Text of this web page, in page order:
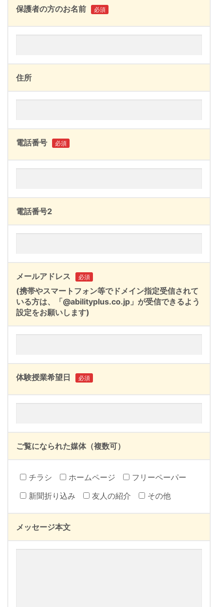
保護者の方のお名前 必須
住所
電話番号 必須
電話番号2
メールアドレス 必須
(携帯やスマートフォン等でドメイン指定受信されて
いる方は、「@abilityplus.co.jp」が受信できるよう
設定をお願いします)
体験授業希望日 必須
ご覧になられた媒体（複数可）
チラシ ホームページ
フリーペーパー
新聞折り込み
友人の紹介 その他
メッセージ本文